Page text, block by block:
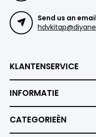
Send us an email
KLANTENSERVICE
INFORMATIE
CATEGORIEËN